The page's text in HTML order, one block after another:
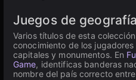
Juegos de
Varios títulos de esta
conocimiento de los
capitales y monumentos. En
Game, identificas banderas
nombre del país correcto